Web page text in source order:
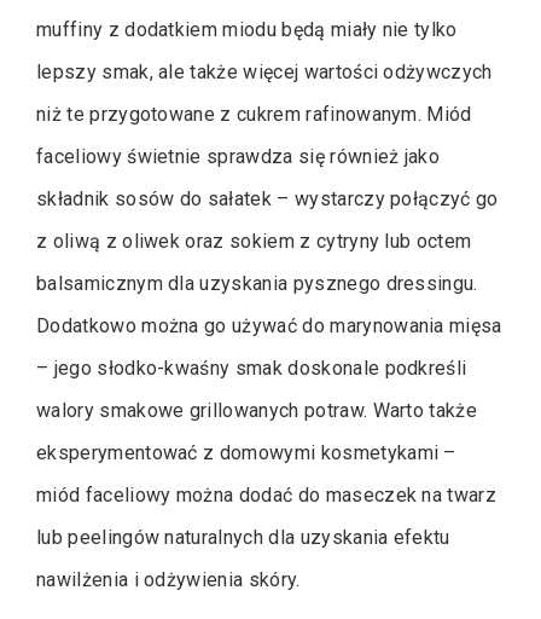
muffiny z dodatkiem miodu będą miały nie tylko
lepszy smak, ale także więcej wartości odżywczych
niż te przygotowane z cukrem rafinowanym. Miód
faceliowy świetnie sprawdza się również jako
składnik sosów do sałatek – wystarczy połączyć go
z oliwą z oliwek oraz sokiem z cytryny lub octem
balsamicznym dla uzyskania pysznego dressingu.
Dodatkowo można go używać do marynowania mięsa
– jego słodko-kwaśny smak doskonale podkreśli
walory smakowe grillowanych potraw. Warto także
eksperymentować z domowymi kosmetykami –
miód faceliowy można dodać do maseczek na twarz
lub peelingów naturalnych dla uzyskania efektu
nawilżenia i odżywienia skóry.